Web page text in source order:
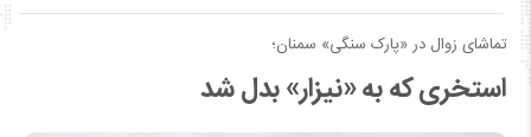
تماشای زوال در «پارک سنگی» سمنان؛
استخری که به «نیزار» بدل شد